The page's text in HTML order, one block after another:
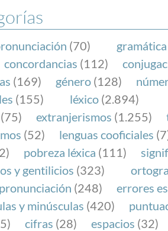
(70) gramática
concordancias (112)
(169) género (128)
(155) léxico (2.894)
(75) extranjerismos (1.255)
(52) lenguas cooficiales
pobreza léxica (111)
y gentilicios (323)
(248)
errores
y minúsculas (420)
cifras (28) espacios (32)